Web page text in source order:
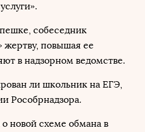
собеседник
жертву, повышая ее
в надзорном ведомстве.
ли школьник на ЕГЭ,
Рособрнадзора.
о новой схеме обмана в